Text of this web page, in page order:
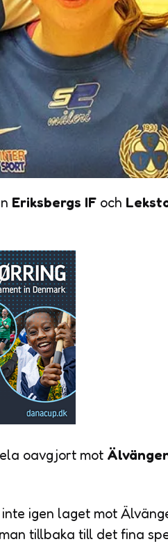
Eriksbergs IF och
oavgjort mot
igen laget mot
tillbaka till det fina